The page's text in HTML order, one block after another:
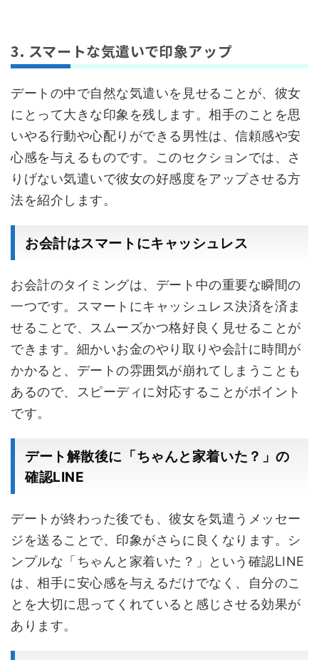
3. スマートな気遣いで印象アップ
デートの中で自然な気遣いを見せることが、彼女
にとって大きな印象を残します。相手のことを思
いやる行動や心配りができる男性は、信頼感や安
心感を与えるものです。このセクションでは、さ
りげない気遣いで彼女の好感度をアップさせる方
法を紹介します。
お会計はスマートにキャッシュレス
お会計のタイミングは、デート中の重要な瞬間の
一つです。スマートにキャッシュレス決済を済ま
せることで、スムーズかつ格好良く見せることが
できます。細かいお金のやり取りや会計に時間が
かかると、デートの雰囲気が崩れてしまうことも
あるので、スピーディに対応することがポイント
です。
デート解散後に「ちゃんと家着いた？」の
確認LINE
デートが終わった後でも、彼女を気遣うメッセー
ジを送ることで、印象がさらに良くなります。シ
ンプルな「ちゃんと家着いた？」という確認LINE
は、相手に安心感を与えるだけでなく、自分のこ
とを大切に思ってくれていると感じさせる効果が
あります。